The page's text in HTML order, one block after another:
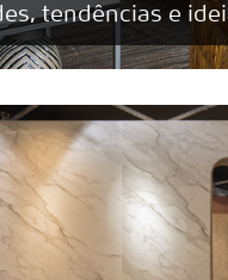
tendências e